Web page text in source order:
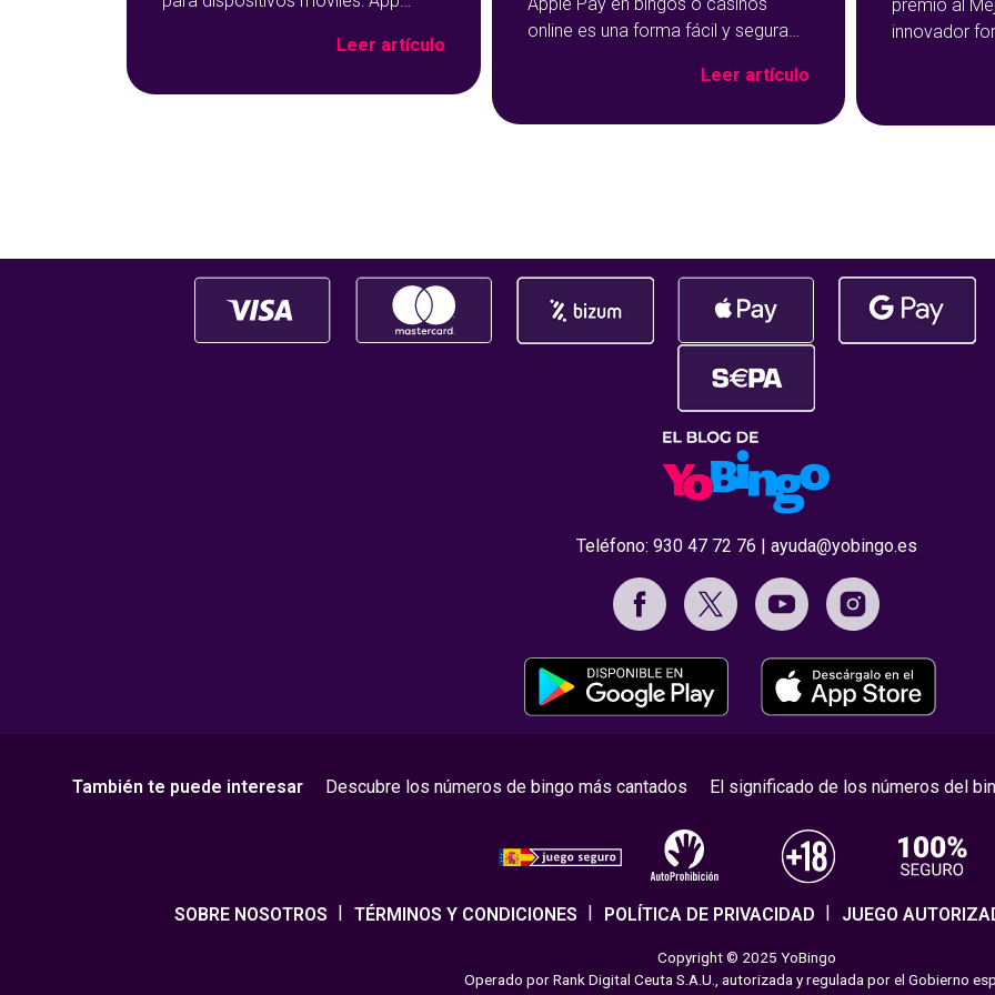
azul con detalles geométricos.
Leer artículo
Apple Pay en bingos o casinos
online es una forma fácil y segura
método de pago se ha vuelto muy
Leer artículo
premio al
innovador
que ha
Teléfono: 930 47 72 76 | ayuda@yobingo.es
También te puede interesar Descubre los números de bingo más cantados El significado de los números del
SOBRE NOSOTROS TÉRMINOS Y CONDICIONES POLÍTICA DE PRIVACIDAD JUEGO
Copyright © 2025 YoBingo
Operado por Rank Digital Ceuta S.A.U., autorizada y regulada por el Gobierno